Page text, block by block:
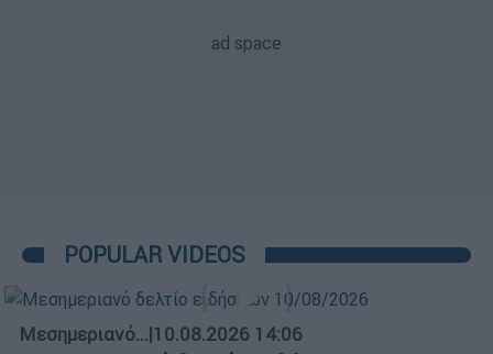
POPULAR VIDEOS
Μεσημεριανό...|10.08.2026 14:06